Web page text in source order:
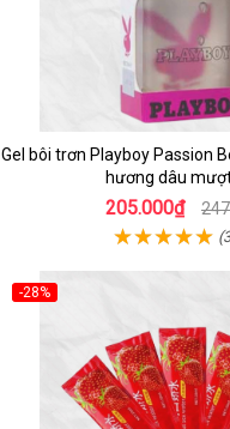
Gel bôi trơn Playboy Passion
hương dâu
205.000₫
-28%